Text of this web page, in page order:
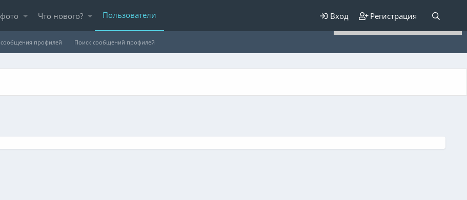
Что нового? Пользователи Вход Регистрация
профилей Поиск сообщений профилей
Для любых предложений по